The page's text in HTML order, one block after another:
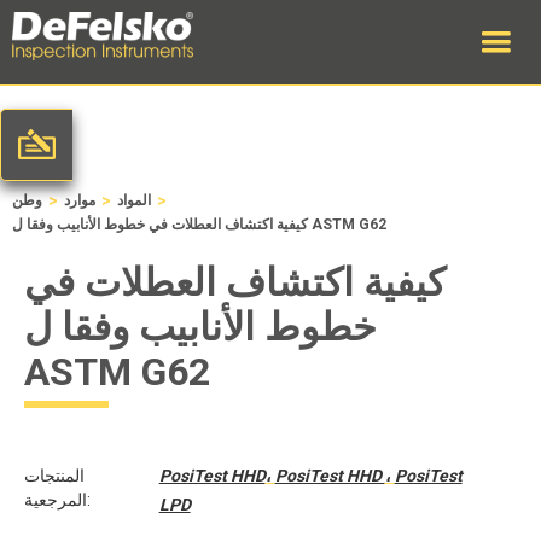
وطن > موارد > المواد >
كيفية اكتشاف العطلات في خطوط الأنابيب وفقا ل ASTM G62
كيفية اكتشاف العطلات في
خطوط الأنابيب وفقا ل
ASTM G62
المنتجات
المرجعية:
PosiTest HHD، PosiTest HHD، PosiTest
LPD